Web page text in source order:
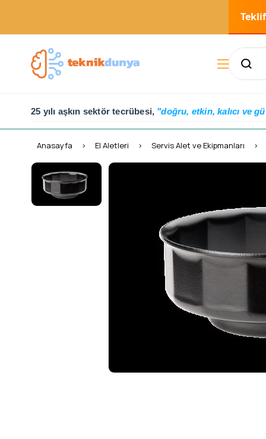
25 yılı aşkın sektör tecrübesi, "doğru, etkin, kalıcı ve
Anasayfa El Aletleri Servis Alet ve Ekipmanları